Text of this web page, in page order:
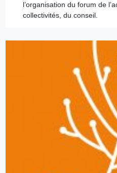
l’organisation du forum de
collectivités, du conseil.